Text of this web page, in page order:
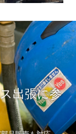
出張に参